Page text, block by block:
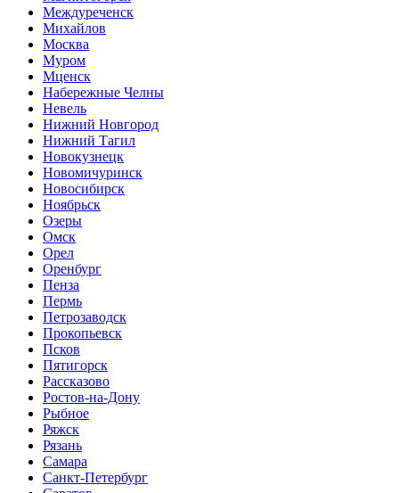
Междуреченск
Михайлов
Москва
Муром
Мценск
Набережные Челны
Невель
Нижний Новгород
Нижний Тагил
Новокузнецк
Новомичуринск
Новосибирск
Ноябрьск
Озеры
Омск
Орел
Оренбург
Пенза
Пермь
Петрозаводск
Прокопьевск
Псков
Пятигорск
Рассказово
Ростов-на-Дону
Рыбное
Ряжск
Рязань
Самара
Санкт-Петербург